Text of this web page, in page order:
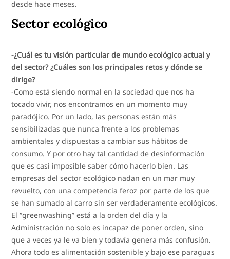
desde hace meses.
Sector ecológico
-¿Cuál es tu visión particular de mundo ecológico actual y
del sector? ¿Cuáles son los principales retos y dónde se
dirige?
-Como está siendo normal en la sociedad que nos ha
tocado vivir, nos encontramos en un momento muy
paradójico. Por un lado, las personas están más
sensibilizadas que nunca frente a los problemas
ambientales y dispuestas a cambiar sus hábitos de
consumo. Y por otro hay tal cantidad de desinformación
que es casi imposible saber cómo hacerlo bien. Las
empresas del sector ecológico nadan en un mar muy
revuelto, con una competencia feroz por parte de los que
se han sumado al carro sin ser verdaderamente ecológicos.
El “greenwashing” está a la orden del día y la
Administración no solo es incapaz de poner orden, sino
que a veces ya le va bien y todavía genera más confusión.
Ahora todo es alimentación sostenible y bajo ese paraguas